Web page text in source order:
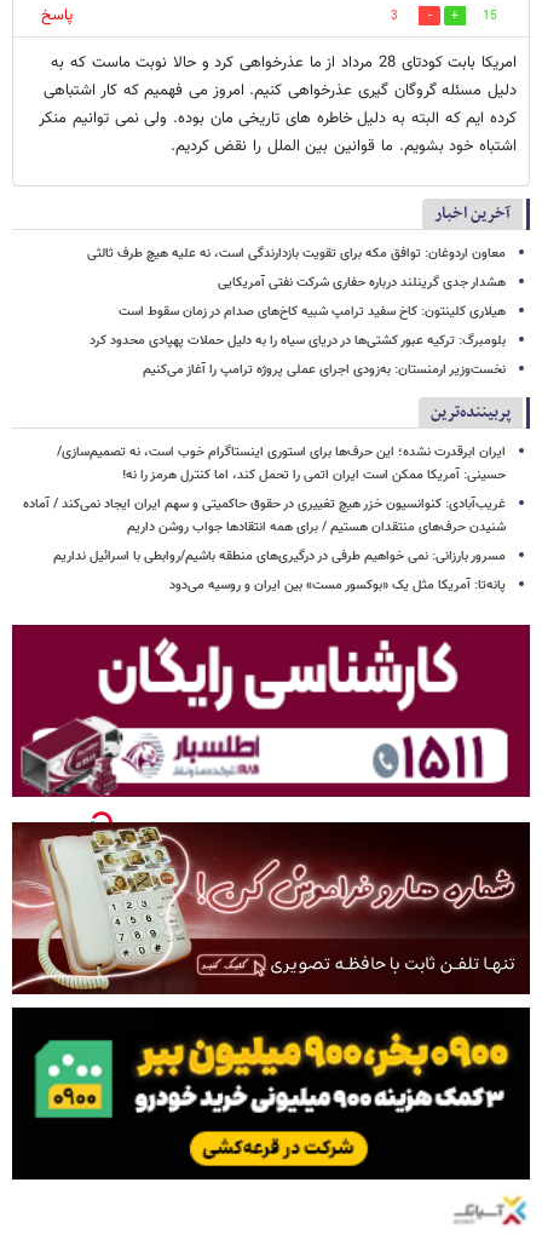
15
3
پاسخ
امریکا بابت کودتای 28 مرداد از ما عذرخواهی کرد و حالا نوبت ماست که به
دلیل مسئله گروگان گیری عذرخواهی کنیم. امروز می فهمیم که کار اشتباهی
کرده ایم که البته به دلیل خاطره های تاریخی مان بوده. ولی نمی توانیم منکر
اشتباه خود بشویم. ما قوانین بین الملل را نقض کردیم.
آخرین اخبار
معاون اردوغان: توافق مکه برای تقویت بازدارندگی است، نه علیه هیچ طرف ثالثی
هشدار جدی گرینلند درباره حفاری شرکت نفتی آمریکایی
هیلاری کلینتون: کاخ سفید ترامپ شبیه کاخ‌های صدام در زمان سقوط است
بلومبرگ: ترکیه عبور کشتی‌ها در دریای سیاه را به دلیل حملات پهپادی محدود کرد
نخست‌وزیر ارمنستان: به‌زودی اجرای عملی پروژه ترامپ را آغاز می‌کنیم
پربیننده‌ترین
ایران ابرقدرت نشده؛ این حرف‌ها برای استوری اینستاگرام خوب است، نه تصمیم‌سازی/
حسینی: آمریکا ممکن است ایران اتمی را تحمل کند، اما کنترل هرمز را نه!
غریب‌آبادی: کنوانسیون خزر هیچ تغییری در حقوق حاکمیتی و سهم ایران ایجاد نمی‌کند / آماده
شنیدن حرف‌های منتقدان هستیم / برای همه انتقادها جواب روشن داریم
مسرور بارزانی: نمی خواهیم طرفی در درگیری‌های منطقه باشیم/روابطی با اسرائیل نداریم
پانه‌تا: آمریکا مثل یک «بوکسور مست» بین ایران و روسیه می‌دود